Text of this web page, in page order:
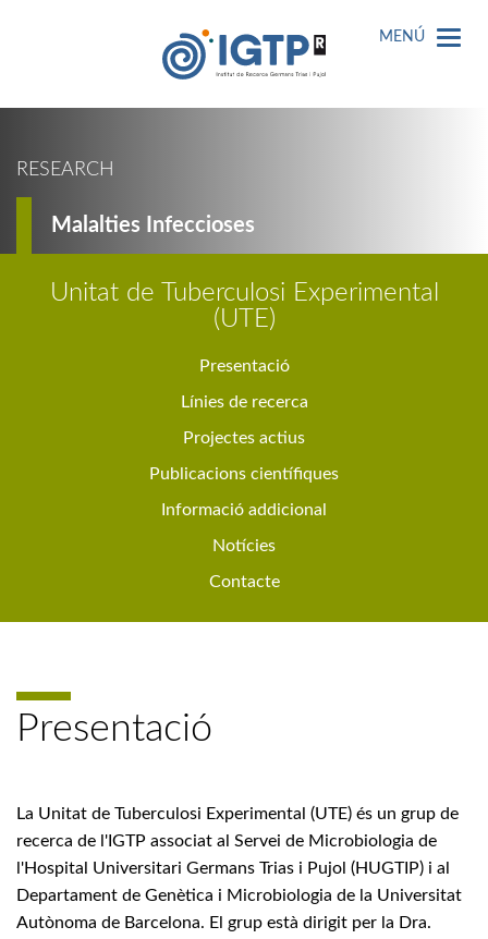
MENÚ
RESEARCH
Malalties Infeccioses
Unitat de Tuberculosi Experimental
(UTE)
Presentació
Línies de recerca
Projectes actius
Publicacions científiques
Informació addicional
Notícies
Contacte
Presentació
La Unitat de Tuberculosi Experimental (UTE) és un grup de
recerca de l'IGTP associat al Servei de Microbiologia de
l'Hospital Universitari Germans Trias i Pujol (HUGTIP) i al
Departament de Genètica i Microbiologia de la Universitat
Autònoma de Barcelona. El grup està dirigit per la Dra.